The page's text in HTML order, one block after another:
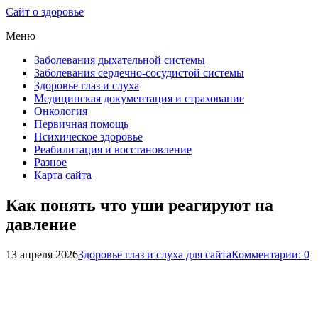
Сайт о здоровье
Меню
Заболевания дыхательной системы
Заболевания сердечно-сосудистой системы
Здоровье глаз и слуха
Медицинская документация и страхование
Онкология
Первичная помощь
Психическое здоровье
Реабилитация и восстановление
Разное
Карта сайта
Как понять что уши реагируют на
давление
13 апреля 2026Здоровье глаз и слуха для сайтаКомментарии: 0